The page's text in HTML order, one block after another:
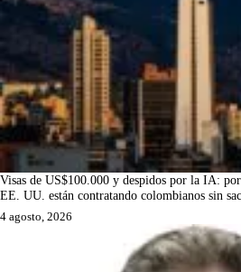
Visas de US$100.000 y despidos por la IA: por
EE. UU. están contratando colombianos sin
4 agosto, 2026